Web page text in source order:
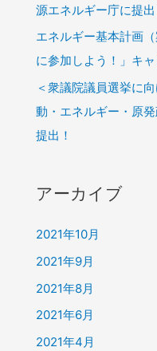
源エネルギー庁に提出
エネルギー基本計画
に参加しよう！」キ
＜衆議院議員選挙に
動・エネルギー・原
提出！
アーカイブ
2021年10月
2021年9月
2021年8月
2021年6月
2021年4月